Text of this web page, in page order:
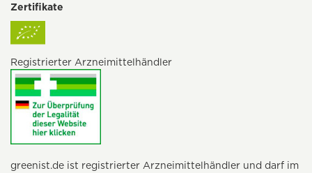
Zertifikate
Registrierter Arzneimittelhändler
greenist.de ist registrierter Arzneimittelhändler und darf im